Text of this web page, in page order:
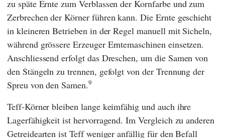
zu späte Ernte zum Verblassen der Kornfarbe und zum
Zerbrechen der Körner führen kann. Die Ernte geschieht
in kleineren Betrieben in der Regel manuell mit Sicheln,
während grössere Erzeuger Erntemaschinen einsetzen.
Anschliessend erfolgt das Dreschen, um die Samen von
den Stängeln zu trennen, gefolgt von der Trennung der
Spreu von den Samen.9
Teff-Körner bleiben lange keimfähig und auch ihre
Lagerfähigkeit ist hervorragend. Im Vergleich zu anderen
Getreidearten ist Teff weniger anfällig für den Befall